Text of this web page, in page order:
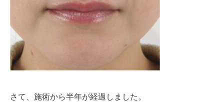
さて、施術から半年が経過しました。